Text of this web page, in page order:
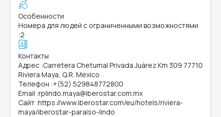
Особенности
Номера для людей с ограниченными возможностями
:2
Контакты
Адрес :Carretera Chetumal Privada Juárez Km 309 77710
Riviera Maya, Q.R. Mexico
Телефон :+(52) 529848772800
Email :rplindo.maya@iberostar.com.mx
Сайт :https://www.iberostar.com/eu/hotels/riviera-
maya/iberostar-paraiso-lindo